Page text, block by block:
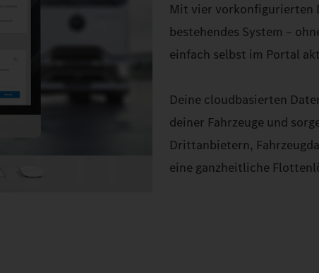
Mit vier vorkonfigurierten
bestehendes System –
einfach selbst im Portal
Deine cloudbasierten
deiner Fahrzeuge und
Drittanbietern,
eine ganzheitliche